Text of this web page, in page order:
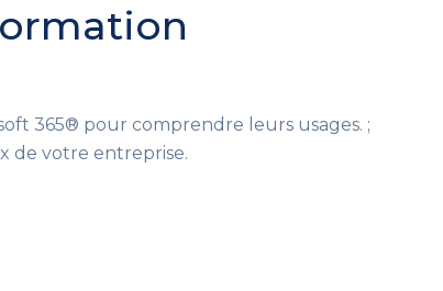
365® pour comprendre leurs usages. ;
de votre entreprise.